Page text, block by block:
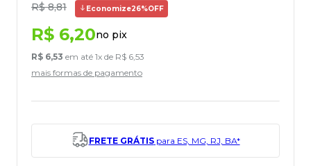
R$ 8,81 Economize26%OFF
R$ 6,20no pix
R$ 6,53 em até 1x de R$ 6,53
mais formas de pagamento
FRETE GRÁTISpara ES, MG, RJ, BA*